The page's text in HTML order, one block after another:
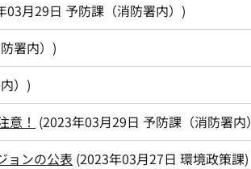
03月29日 予防課（消防署内） )
署内） )
） )
意！ (2023年03月29日 予防課（消防署内）
ョンの公表 (2023年03月27日 環境政策課)